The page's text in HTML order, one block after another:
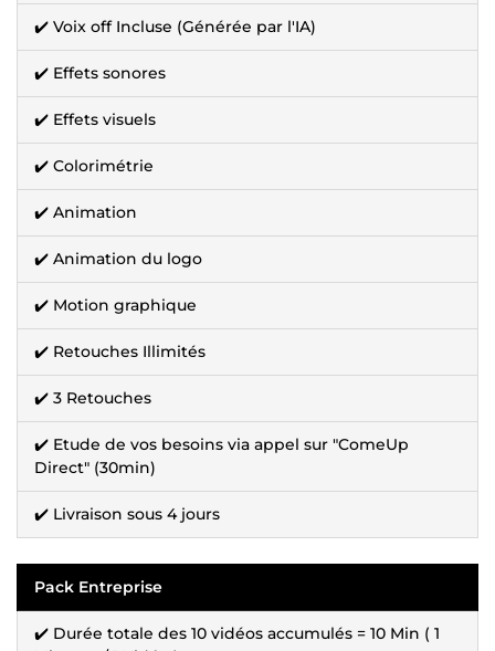
✔️ Voix off Incluse (Générée par l'IA)
✔️ Effets sonores
✔️ Effets visuels
✔️ Colorimétrie
✔️ Animation
✔️ Animation du logo
✔️ Motion graphique
✔️ Retouches Illimités
✔️ 3 Retouches
✔️ Etude de vos besoins via appel sur "ComeUp
Direct" (30min)
✔️ Livraison sous 4 jours
Pack Entreprise
✔️ Durée totale des 10 vidéos accumulés = 10 Min ( 1